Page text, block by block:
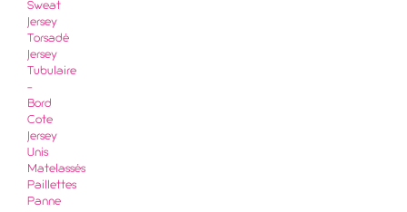
Sweat
Jersey
Torsadé
Jersey
Tubulaire
-
Bord
Cote
Jersey
Unis
Matelassés
Paillettes
Panne